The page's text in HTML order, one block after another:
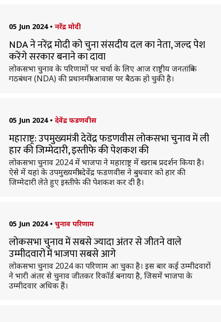
05 Jun 2024 • नरेंद्र मोदी
NDA ने नरेंद्र मोदी को चुना संसदीय दल का नेता, जल्द पेश
करेंगे सरकार बनाने का दावा
लोकसभा चुनाव के परिणामों पर चर्चा के लिए आज राष्ट्रीय जनतांत्रिक
गठबंधन (NDA) की प्रधानमंत्री आवास पर बैठक हो चुकी है।
05 Jun 2024 • देवेंद्र फडणवीस
महाराष्ट्र: उपमुख्यमंत्री देवेंद्र फडणवीस लोकसभा चुनाव में ली
हार की जिम्मेदारी, इस्तीफे की पेशकश की
लोकसभा चुनाव 2024 में भाजपा ने महाराष्ट्र में खराब प्रदर्शन किया है।
ऐसे में यहां के उपमुख्यमंत्री देवेंद्र फडणवीस ने बुधवार को हार की
जिम्मेदारी लेते हुए इस्तीफे की पेशकश कर दी है।
05 Jun 2024 • चुनाव परिणाम
लोकसभा चुनाव में सबसे ज्यादा अंतर से जीतने वाले
उम्मीदवारों में भाजपा सबसे आगे
लोकसभा चुनाव 2024 का परिणाम आ चुका है। इस बार कई उम्मीदवारों
ने भारी अंतर से चुनाव जीतकर रिकॉर्ड बनाया है, जिसमें भाजपा के
उम्मीदवार अधिक हैं।